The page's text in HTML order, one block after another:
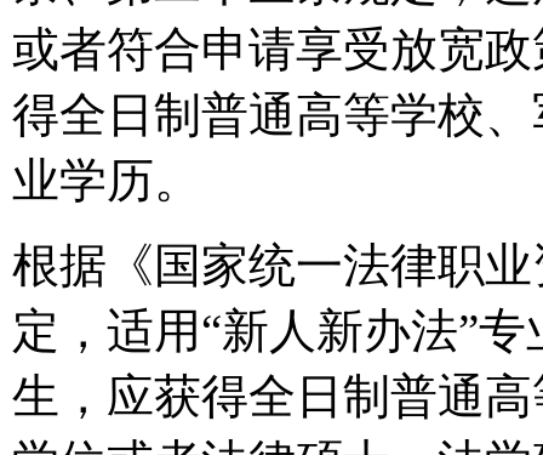
或者符合申请享受放宽
得全日制普通高等学校
业学历。
根据《国家统一法律职
定，适用“新人新办法”
生，应获得全日制普通